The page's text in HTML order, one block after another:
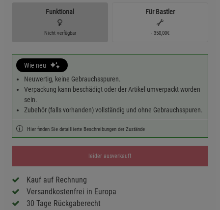
Funktional
Nicht verfügbar
Für Bastler
- 350,00€
Wie neu
Neuwertig, keine Gebrauchsspuren.
Verpackung kann beschädigt oder der Artikel umverpackt worden
sein.
Zubehör (falls vorhanden) vollständig und ohne Gebrauchsspuren.
Hier finden Sie detaillierte Beschreibungen der Zustände
leider ausverkauft
Kauf auf Rechnung
Versandkostenfrei in Europa
30 Tage Rückgaberecht